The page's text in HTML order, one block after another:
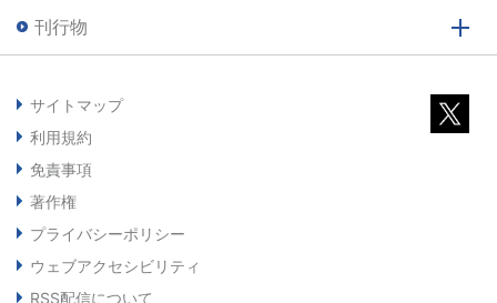
刊行物
サイトマップ
利用規約
免責事項
著作権
プライバシーポリシー
ウェブアクセシビリティ
RSS配信について